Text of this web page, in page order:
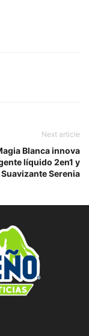
Next article
Blanca innova
líquido 2en1 y
Suavizante Serenia